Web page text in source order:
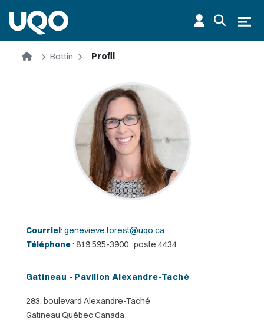
AccueilBottin Profil
Courriel: genevieve.forest@uqo.ca
Téléphone: 819 595-3900 , poste 4434
Gatineau - Pavillon Alexandre-Taché
283, boulevard Alexandre-Taché
Gatineau Québec Canada